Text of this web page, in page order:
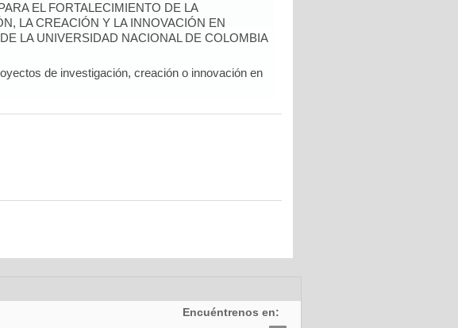
EL FORTALECIMIENTO DE LA
LA CREACIÓN Y LA INNOVACIÓN EN
LA UNIVERSIDAD NACIONAL DE COLOMBIA
de investigación, creación o innovación en
Encuéntrenos en: